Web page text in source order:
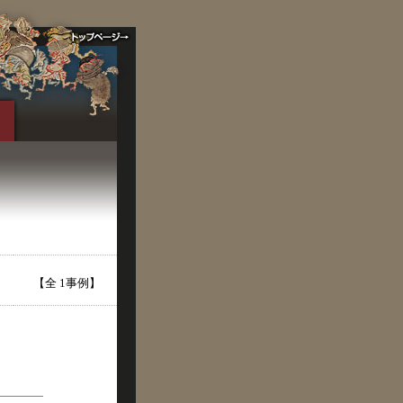
【全 1事例】